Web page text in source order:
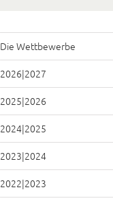
Die Wettbewerbe
2026|2027
2025|2026
2024|2025
2023|2024
2022|2023